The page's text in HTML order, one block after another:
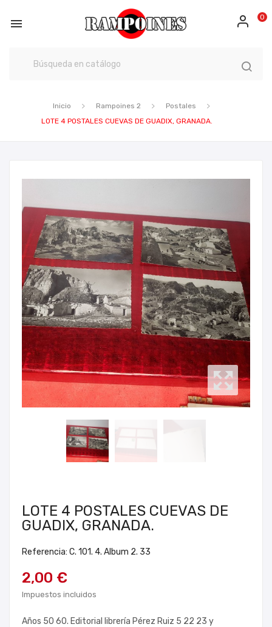
 0
Inicio Rampoines 2
Postales
LOTE 4 POSTALES CUEVAS DE GUADIX, GRANADA.
LOTE 4 POSTALES CUEVAS DE
GUADIX, GRANADA.
Referencia: C. 101. 4. Album 2. 33
2,00 €
Impuestos incluidos
Años 50 60. Editorial librería Pérez Ruiz 5 22 23 y